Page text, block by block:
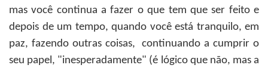
mas você continua a fazer o que tem que ser feito e
depois de um tempo, quando você está tranquilo, em
paz, fazendo outras coisas, continuando a cumprir o
seu papel, "inesperadamente" (é lógico que não, mas a